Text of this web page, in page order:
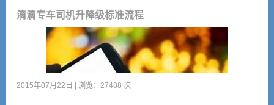
滴滴专车司机升降级标准流程
2015年07月22日 | 浏览：27488 次